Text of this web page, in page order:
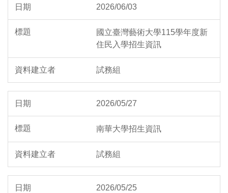
2026/06/03
國立臺灣藝術大學115學年度新
住民入學招生資訊
試務組
2026/05/27
南華大學招生資訊
試務組
2026/05/25